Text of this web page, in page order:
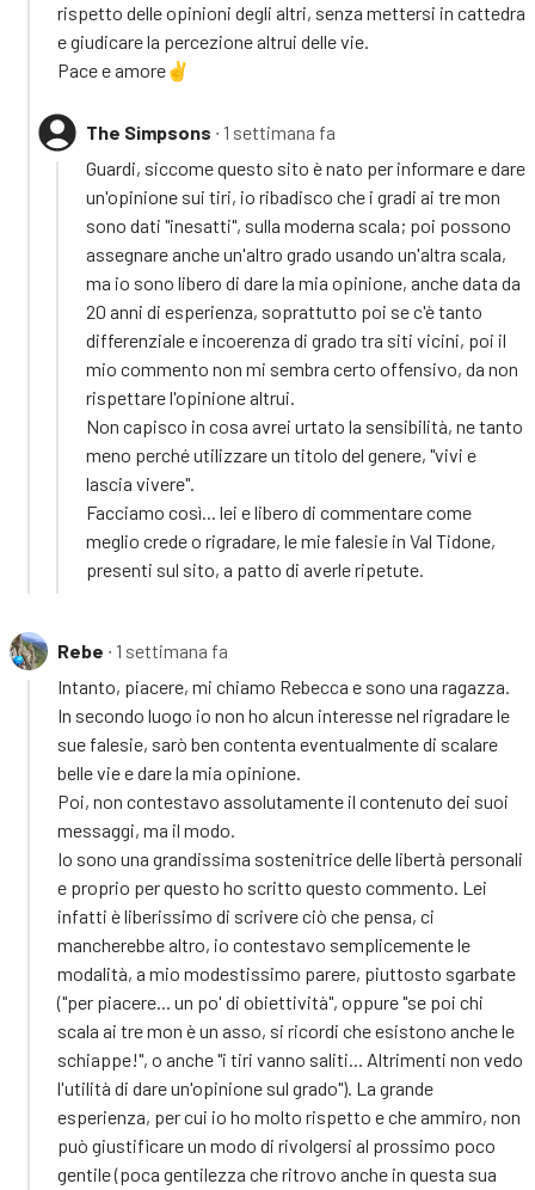
rispetto delle opinioni degli altri, senza mettersi in cattedra
e giudicare la percezione altrui delle vie.
Pace e amore✌️
The Simpsons ∙ 1 settimana fa
Guardi, siccome questo sito è nato per informare e dare
un'opinione sui tiri, io ribadisco che i gradi ai tre mon
sono dati "inesatti", sulla moderna scala; poi possono
assegnare anche un'altro grado usando un'altra scala,
ma io sono libero di dare la mia opinione, anche data da
20 anni di esperienza, soprattutto poi se c'è tanto
differenziale e incoerenza di grado tra siti vicini, poi il
mio commento non mi sembra certo offensivo, da non
rispettare l'opinione altrui.
Non capisco in cosa avrei urtato la sensibilità, ne tanto
meno perché utilizzare un titolo del genere, "vivi e
lascia vivere".
Facciamo così... lei e libero di commentare come
meglio crede o rigradare, le mie falesie in Val Tidone,
presenti sul sito, a patto di averle ripetute.
Rebe ∙ 1 settimana fa
Intanto, piacere, mi chiamo Rebecca e sono una ragazza.
In secondo luogo io non ho alcun interesse nel rigradare le
sue falesie, sarò ben contenta eventualmente di scalare
belle vie e dare la mia opinione.
Poi, non contestavo assolutamente il contenuto dei suoi
messaggi, ma il modo.
Io sono una grandissima sostenitrice delle libertà personali
e proprio per questo ho scritto questo commento. Lei
infatti è liberissimo di scrivere ciò che pensa, ci
mancherebbe altro, io contestavo semplicemente le
modalità, a mio modestissimo parere, piuttosto sgarbate
("per piacere... un po' di obiettività", oppure "se poi chi
scala ai tre mon è un asso, si ricordi che esistono anche le
schiappe!", o anche "i tiri vanno saliti... Altrimenti non vedo
l'utilità di dare un'opinione sul grado"). La grande
esperienza, per cui io ho molto rispetto e che ammiro, non
può giustificare un modo di rivolgersi al prossimo poco
gentile (poca gentilezza che ritrovo anche in questa sua